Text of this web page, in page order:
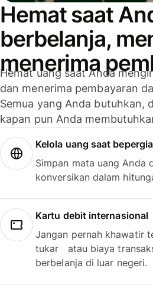
Hemat saat
berbelanja,
menerima
Hemat uang saat Anda
dan menerima pembayaran
Semua yang Anda butuhkan,
kapan pun Anda
Kelola uang saat
Simpan mata uang Anda
konversikan dalam
Kartu debit internasional
Jangan pernah khawatir
tukar atau biaya
berbelanja di luar negeri.